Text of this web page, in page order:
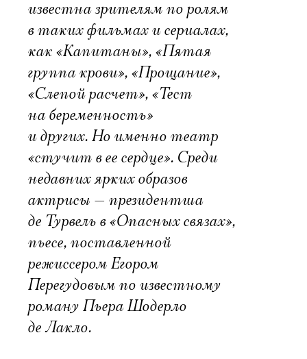
известна зрителям по ролям
в таких фильмах и сериалах,
как «Капитаны», «Пятая
группа крови», «Прощание»,
«Слепой расчет», «Тест
на беременность»
и других. Но именно театр
«стучит в ее сердце». Среди
недавних ярких образов
актрисы — президентша
де Турвель в «Опасных связах»,
пьесе, поставленной
режиссером Егором
Перегудовым по известному
роману Пьера Шодерло
де Лакло.